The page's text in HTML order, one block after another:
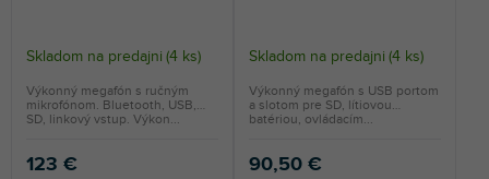
Skladom na predajni (4 ks)
123 €
Výkonný megafón s ručným
mikrofónom. Bluetooth, USB,
SD, linkový vstup. Výkon...
Skladom na predajni (4 ks)
90,50 €
Výkonný megafón s USB portom
a slotom pre SD, lítiovou
batériou, ovládacím...